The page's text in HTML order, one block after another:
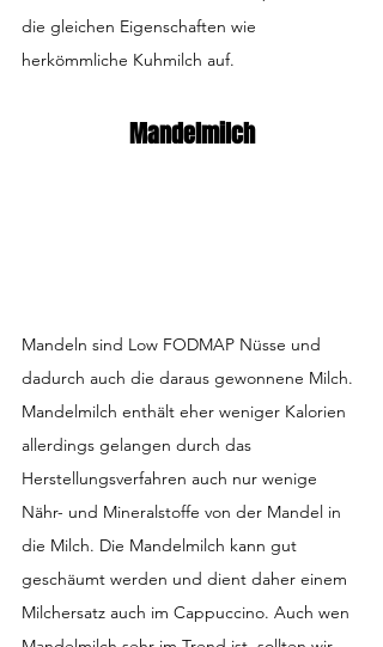
die gleichen Eigenschaften wie
herkömmliche Kuhmilch auf.
Mandelmilch
Mandeln sind Low FODMAP Nüsse und
dadurch auch die daraus gewonnene Milch.
Mandelmilch enthält eher weniger Kalorien
allerdings gelangen durch das
Herstellungsverfahren auch nur wenige
Nähr- und Mineralstoffe von der Mandel in
die Milch. Die Mandelmilch kann gut
geschäumt werden und dient daher einem
Milchersatz auch im Cappuccino. Auch wen